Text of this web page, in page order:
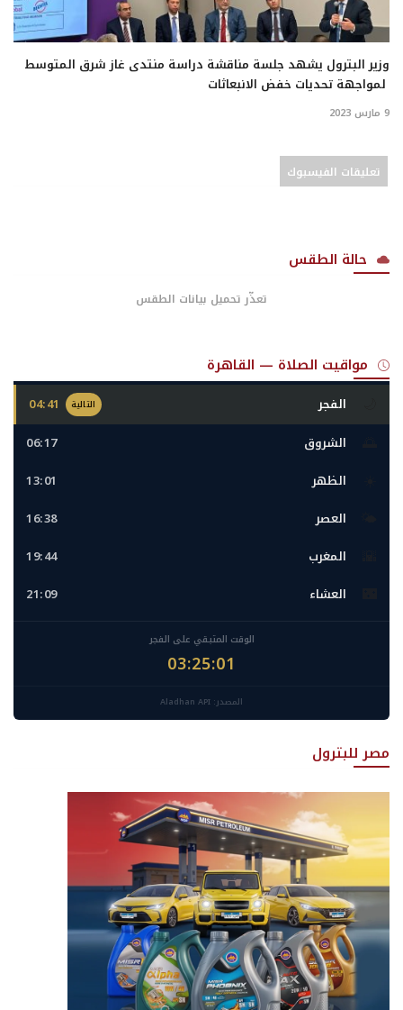
وزير البترول يشهد جلسة مناقشة دراسة منتدى غاز شرق المتوسط
لمواجهة تحديات خفض الانبعاثات
9 مارس 2023
تعليقات الفيسبوك
حالة الطقس
تعذّر تحميل بيانات الطقس
مواقيت الصلاة — القاهرة
الفجر التالية 04:41
الشروق 06:17
الظهر 13:01
العصر 16:38
المغرب 19:44
العشاء 21:09
الوقت المتبقي على الفجر
03:25:00
المصدر: Aladhan API
مصر للبترول